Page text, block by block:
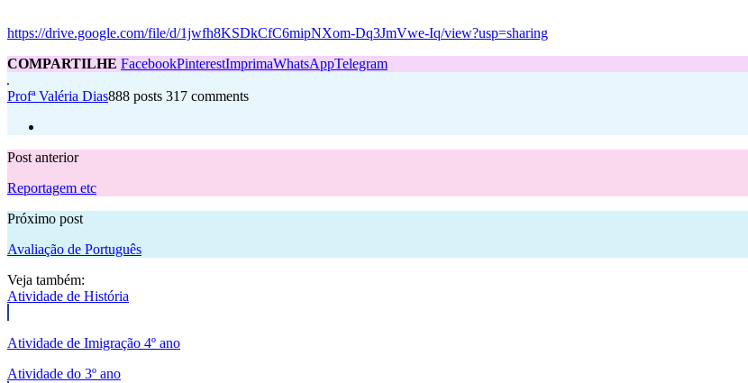
https://drive.google.com/file/d/1jwfh8KSDkCfC6mipNXom-Dq3JmVwe-Iq/view?usp=sharing
COMPARTILHE FacebookPinterestImprimaWhatsAppTelegram
Profª Valéria Dias888 posts 317 comments
Post anterior
Reportagem etc
Próximo post
Avaliação de Português
Veja também:
Atividade de História
Atividade de Imigração 4º ano
Atividade do 3º ano